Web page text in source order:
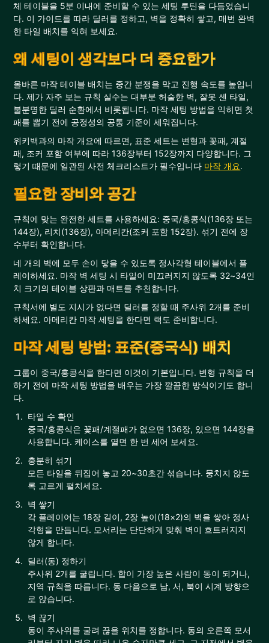
체 테이블을 5분 이내에 준비할 수 있는 세팅 루틴을 다듬었습니
다. 이 가이드를 따라 딜러를 정하고, 벽을 정확히 쌓고, 매번 완벽
한 타일 배치를 익혀 보세요.
왜 세팅이 생각보다 더 중요한가
올바른 마작 테이블 배치는 중간 분쟁을 막고 진행 속도를 높입니
다. 제가 자주 보는 규칙 실수는 대부분 허술한 벽, 잘못 센 타일,
불분명한 딜러 순환에서 비롯됩니다. 마작 세팅 방법을 익히면 첫
패를 뽑기 전에 공정성의 공통 기준이 세워집니다.
위키백과의 마작 개요에 따르면, 표준 세트는 변형과 꽃패, 계절
패, 조커 포함 여부에 따라 136장부터 152장까지 다양합니다. 그
렇기 때문에 일관된 사전 체크리스트가 필수입니다 마작 개요.
필요한 장비와 공간
규칙에 맞는 완전한 세트를 사용하세요: 중국/홍콩식(136장 또는
144장), 리치(136장), 아메리칸(조커 포함 152장). 섞기 전에 장
수부터 확인합니다.
네 개의 벽에 모두 손이 닿을 수 있도록 정사각형 테이블에서 플
레이하세요. 마작 벽 세팅 시 타일이 미끄러지지 않도록 32~34인
치 크기의 테이블 상판과 매트를 추천합니다.
규칙서에 별도 지시가 없다면 딜러를 정할 때 주사위 2개를 준비
하세요. 아메리칸 마작 세팅을 한다면 랙도 준비합니다.
마작 세팅 방법: 표준(중국식) 배치
그룹이 중국/홍콩식을 한다면 이것이 기본입니다. 변형 규칙을 더
하기 전에 마작 세팅 방법을 배우는 가장 깔끔한 방식이기도 합니
다.
타일 수 확인
중국/홍콩식은 꽃패/계절패가 없으면 136장, 있으면 144장을
사용합니다. 케이스를 열면 한 번 세어 보세요.
충분히 섞기
모든 타일을 뒤집어 놓고 20~30초간 섞습니다. 뭉치지 않도
록 고르게 펼치세요.
벽 쌓기
각 플레이어는 18장 길이, 2장 높이(18×2)의 벽을 쌓아 정사
각형을 만듭니다. 모서리는 단단하게 맞춰 벽이 흐트러지지
않게 합니다.
딜러(동) 정하기
주사위 2개를 굴립니다. 합이 가장 높은 사람이 동이 되거나,
지역 규칙을 따릅니다. 동 다음으로 남, 서, 북이 시계 방향으
로 앉습니다.
벽 끊기
동이 주사위를 굴려 끊을 위치를 정합니다. 동의 오른쪽 모서